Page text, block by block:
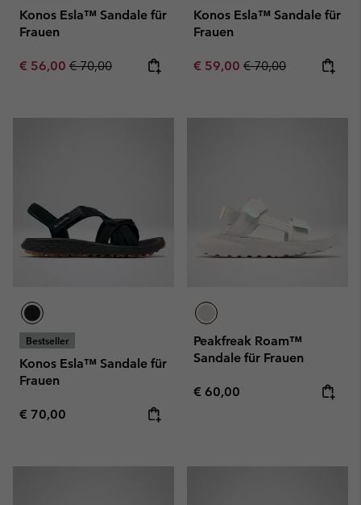
Konos Esla™ Sandale für
Frauen
Sale price:
€ 56,00 Regular price:
€ 70,00
Konos Esla™ Sandale für
Frauen
Sale price:
€ 59,00 Regular price:
€ 70,00
Bestseller
Konos Esla™ Sandale für
Frauen
Regular price:
€ 70,00
Peakfreak Roam™
Sandale für Frauen
Regular price:
€ 60,00